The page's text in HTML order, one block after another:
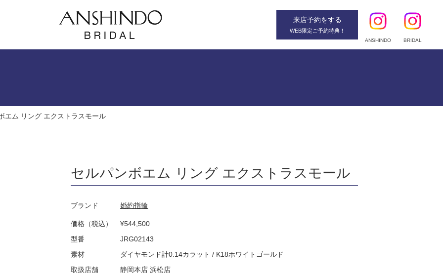
ANSHINDO BRIDAL
来店予約をする
WEB限定ご予約特典！
エム リング エクストラスモール
セルパンボエム リング エクストラスモール
ブランド 婚約指輪
価格（税込）
¥544,500
型番
JRG02143
素材
ダイヤモンド計0.14カラット / K18ホワイトゴールド
取扱店舗
静岡本店 浜松店